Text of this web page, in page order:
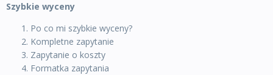
Szybkie wyceny
Po co mi szybkie wyceny?
Kompletne zapytanie
Zapytanie o koszty
Formatka zapytania